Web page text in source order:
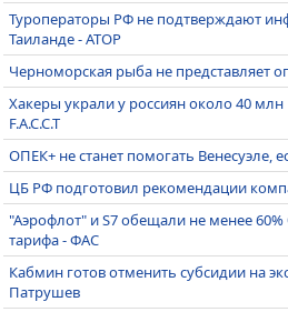
Туроператоры РФ не подтверждают
Таиланде - АТОР
Черноморская рыба не представляет
Хакеры украли у россиян около 40
F.A.C.C.T
ОПЕК+ не станет помогать Венесуэле,
ЦБ РФ подготовил рекомендации
"Аэрофлот" и S7 обещали не менее
тарифа - ФАС
Кабмин готов отменить субсидии на
Патрушев